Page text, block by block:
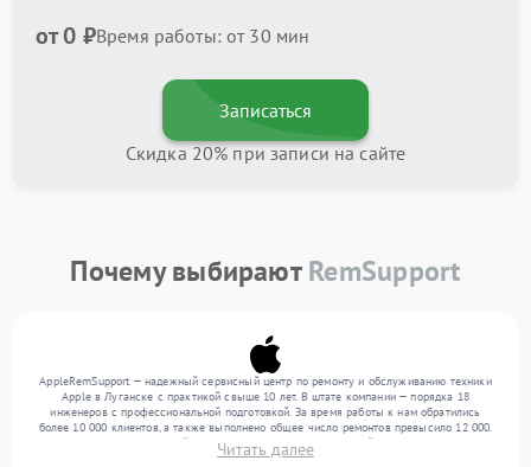
от 0 ₽Время работы: от 30 мин
Записаться
Скидка 20% при записи на сайте
Почему выбираютRemSupport
AppleRemSupport — надежный сервисный центр по ремонту и обслуживанию техники
Apple в Луганске с практикой свыше 10 лет. В штате компании — порядка 18
инженеров с профессиональной подготовкой. За время работы к нам обратились
более 10 000 клиентов, а также выполнено общее число ремонтов превысило 12 000.
Ежемесячно в сервисный центр поступает более 300 устройств, включая , , . Мы
беремся за задачи любой сложности и поддерживаем высокий стандарт качества
Читать далее